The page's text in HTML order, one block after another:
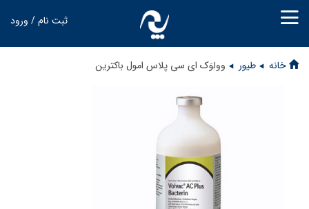
ثبت نام / ورود
خانه طیور وولوَک ای سی پلاس امول باکترین